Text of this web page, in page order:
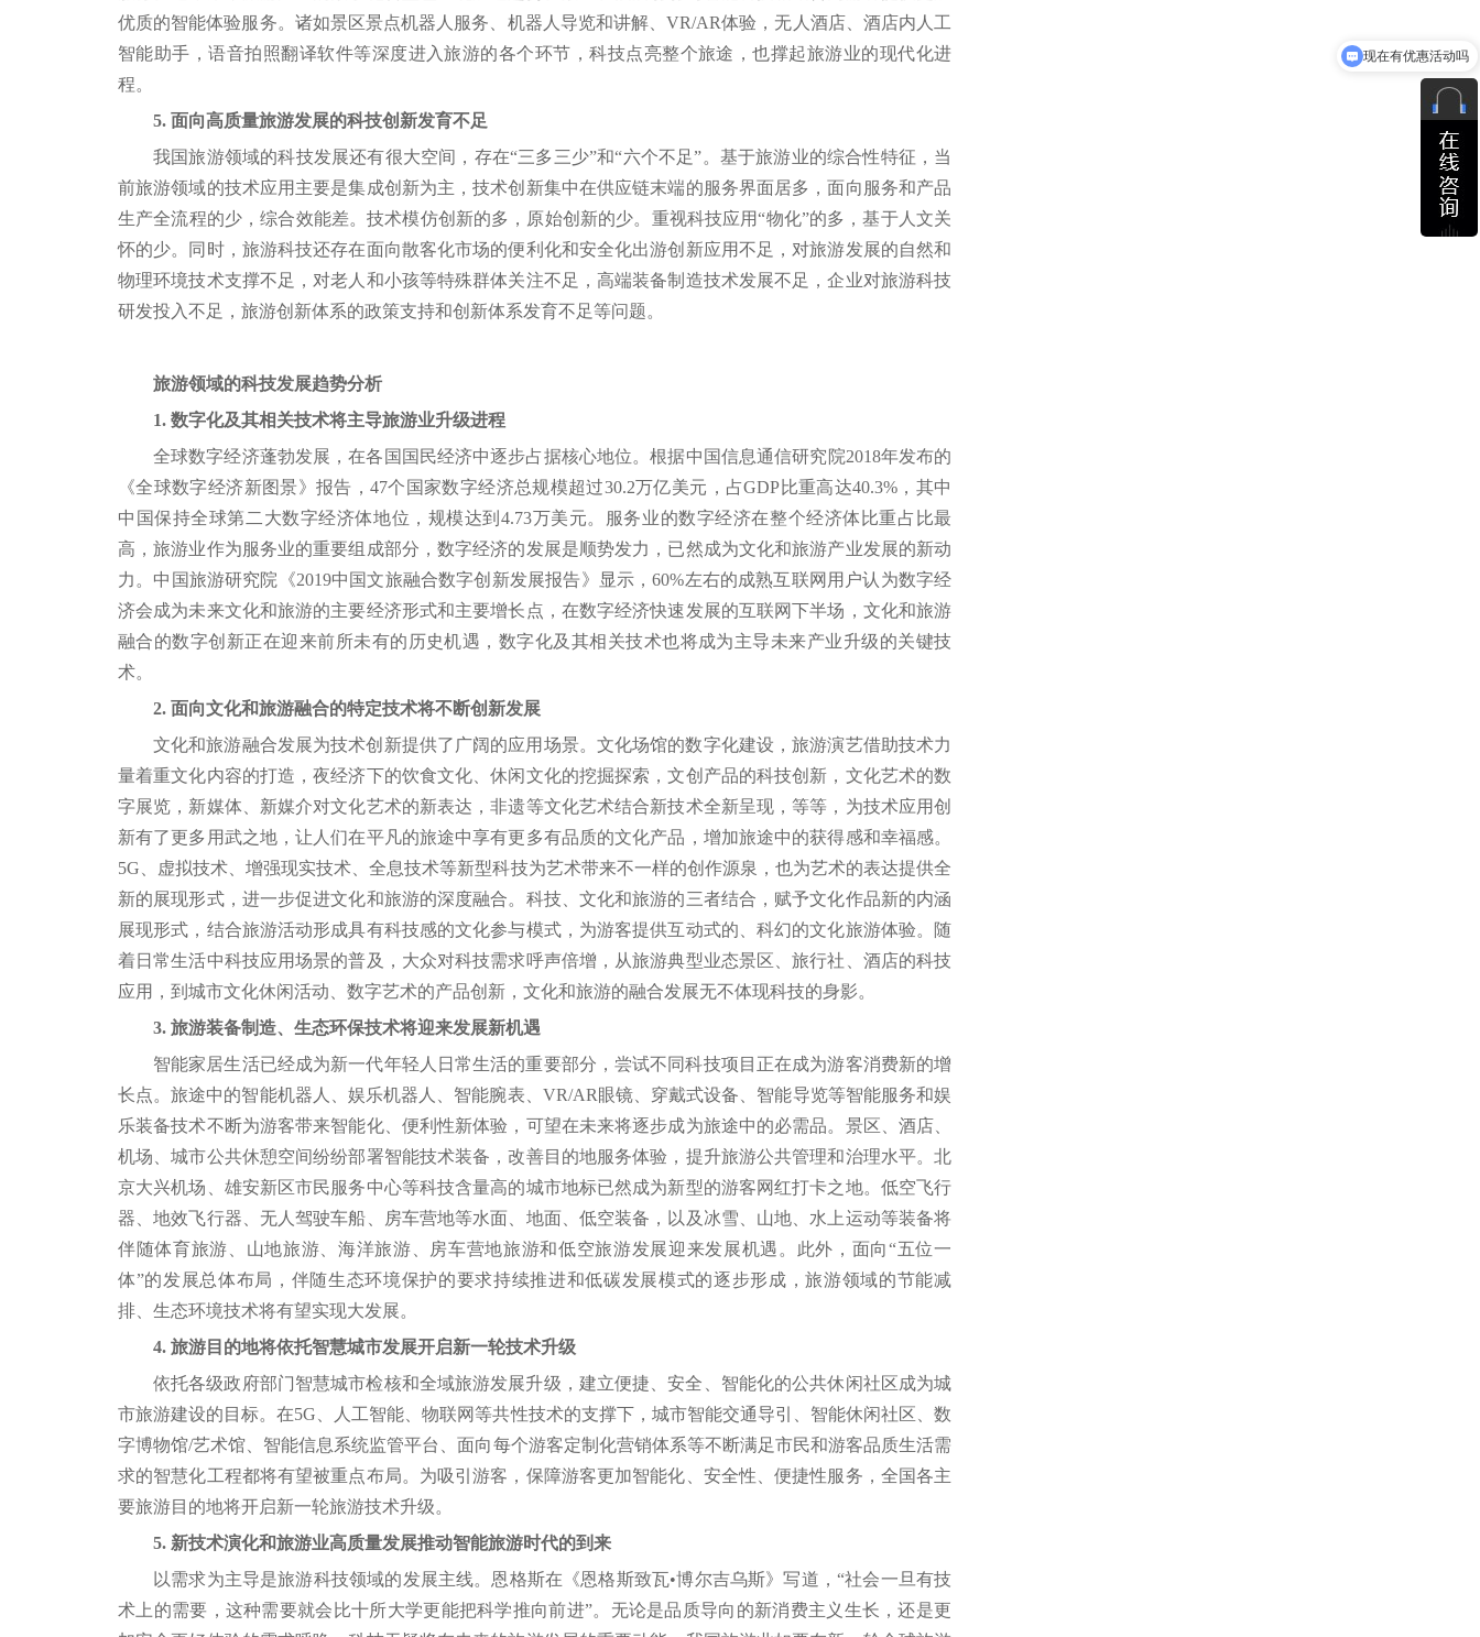
优质的智能体验服务。诸如景区景点机器人服务、机器人导览和讲解、VR/AR体验，无人酒店、酒店内人工
智能助手，语音拍照翻译软件等深度进入旅游的各个环节，科技点亮整个旅途，也撑起旅游业的现代化进
程。
5. 面向高质量旅游发展的科技创新发育不足
我国旅游领域的科技发展还有很大空间，存在“三多三少”和“六个不足”。基于旅游业的综合性特征，当
前旅游领域的技术应用主要是集成创新为主，技术创新集中在供应链末端的服务界面居多，面向服务和产品
生产全流程的少，综合效能差。技术模仿创新的多，原始创新的少。重视科技应用“物化”的多，基于人文关
怀的少。同时，旅游科技还存在面向散客化市场的便利化和安全化出游创新应用不足，对旅游发展的自然和
物理环境技术支撑不足，对老人和小孩等特殊群体关注不足，高端装备制造技术发展不足，企业对旅游科技
研发投入不足，旅游创新体系的政策支持和创新体系发育不足等问题。
旅游领域的科技发展趋势分析
1. 数字化及其相关技术将主导旅游业升级进程
全球数字经济蓬勃发展，在各国国民经济中逐步占据核心地位。根据中国信息通信研究院2018年发布的
《全球数字经济新图景》报告，47个国家数字经济总规模超过30.2万亿美元，占GDP比重高达40.3%，其中
中国保持全球第二大数字经济体地位，规模达到4.73万美元。服务业的数字经济在整个经济体比重占比最
高，旅游业作为服务业的重要组成部分，数字经济的发展是顺势发力，已然成为文化和旅游产业发展的新动
力。中国旅游研究院《2019中国文旅融合数字创新发展报告》显示，60%左右的成熟互联网用户认为数字经
济会成为未来文化和旅游的主要经济形式和主要增长点，在数字经济快速发展的互联网下半场，文化和旅游
融合的数字创新正在迎来前所未有的历史机遇，数字化及其相关技术也将成为主导未来产业升级的关键技
术。
2. 面向文化和旅游融合的特定技术将不断创新发展
文化和旅游融合发展为技术创新提供了广阔的应用场景。文化场馆的数字化建设，旅游演艺借助技术力
量着重文化内容的打造，夜经济下的饮食文化、休闲文化的挖掘探索，文创产品的科技创新，文化艺术的数
字展览，新媒体、新媒介对文化艺术的新表达，非遗等文化艺术结合新技术全新呈现，等等，为技术应用创
新有了更多用武之地，让人们在平凡的旅途中享有更多有品质的文化产品，增加旅途中的获得感和幸福感。
5G、虚拟技术、增强现实技术、全息技术等新型科技为艺术带来不一样的创作源泉，也为艺术的表达提供全
新的展现形式，进一步促进文化和旅游的深度融合。科技、文化和旅游的三者结合，赋予文化作品新的内涵
展现形式，结合旅游活动形成具有科技感的文化参与模式，为游客提供互动式的、科幻的文化旅游体验。随
着日常生活中科技应用场景的普及，大众对科技需求呼声倍增，从旅游典型业态景区、旅行社、酒店的科技
应用，到城市文化休闲活动、数字艺术的产品创新，文化和旅游的融合发展无不体现科技的身影。
3. 旅游装备制造、生态环保技术将迎来发展新机遇
智能家居生活已经成为新一代年轻人日常生活的重要部分，尝试不同科技项目正在成为游客消费新的增
长点。旅途中的智能机器人、娱乐机器人、智能腕表、VR/AR眼镜、穿戴式设备、智能导览等智能服务和娱
乐装备技术不断为游客带来智能化、便利性新体验，可望在未来将逐步成为旅途中的必需品。景区、酒店、
机场、城市公共休憩空间纷纷部署智能技术装备，改善目的地服务体验，提升旅游公共管理和治理水平。北
京大兴机场、雄安新区市民服务中心等科技含量高的城市地标已然成为新型的游客网红打卡之地。低空飞行
器、地效飞行器、无人驾驶车船、房车营地等水面、地面、低空装备，以及冰雪、山地、水上运动等装备将
伴随体育旅游、山地旅游、海洋旅游、房车营地旅游和低空旅游发展迎来发展机遇。此外，面向“五位一
体”的发展总体布局，伴随生态环境保护的要求持续推进和低碳发展模式的逐步形成，旅游领域的节能减
排、生态环境技术将有望实现大发展。
4. 旅游目的地将依托智慧城市发展开启新一轮技术升级
依托各级政府部门智慧城市检核和全域旅游发展升级，建立便捷、安全、智能化的公共休闲社区成为城
市旅游建设的目标。在5G、人工智能、物联网等共性技术的支撑下，城市智能交通导引、智能休闲社区、数
字博物馆/艺术馆、智能信息系统监管平台、面向每个游客定制化营销体系等不断满足市民和游客品质生活需
求的智慧化工程都将有望被重点布局。为吸引游客，保障游客更加智能化、安全性、便捷性服务，全国各主
要旅游目的地将开启新一轮旅游技术升级。
5. 新技术演化和旅游业高质量发展推动智能旅游时代的到来
以需求为主导是旅游科技领域的发展主线。恩格斯在《恩格斯致瓦•博尔吉乌斯》写道，“社会一旦有技
术上的需要，这种需要就会比十所大学更能把科学推向前进”。无论是品质导向的新消费主义生长，还是更
可以介绍下你们的产品么